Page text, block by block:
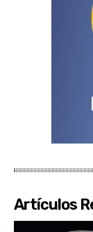
Artículos